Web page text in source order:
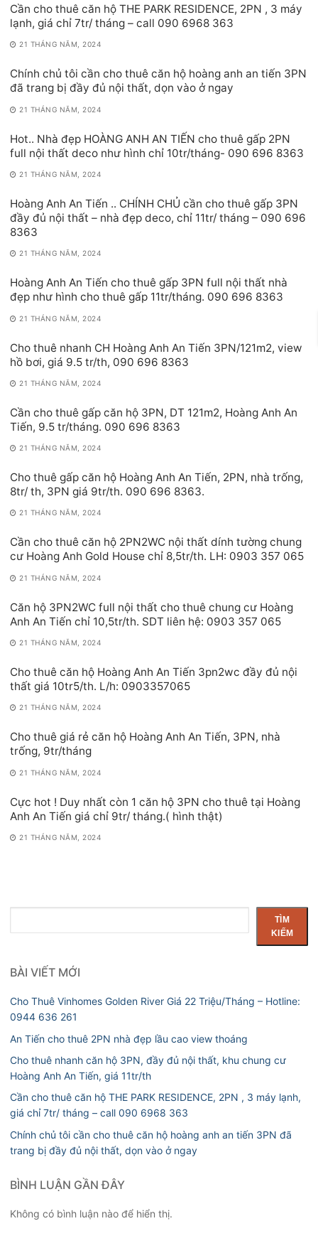
Cần cho thuê căn hộ THE PARK RESIDENCE, 2PN , 3 máy
lạnh, giá chỉ 7tr/ tháng – call 090 6968 363
21 THÁNG NĂM, 2024
Chính chủ tôi cần cho thuê căn hộ hoàng anh an tiến 3PN
đã trang bị đầy đủ nội thất, dọn vào ở ngay
21 THÁNG NĂM, 2024
Hot.. Nhà đẹp HOÀNG ANH AN TIẾN cho thuê gấp 2PN
full nội thất deco như hình chỉ 10tr/tháng- 090 696 8363
21 THÁNG NĂM, 2024
Hoàng Anh An Tiến .. CHÍNH CHỦ cần cho thuê gấp 3PN
đầy đủ nội thất – nhà đẹp deco, chỉ 11tr/ tháng – 090 696
8363
21 THÁNG NĂM, 2024
Hoàng Anh An Tiến cho thuê gấp 3PN full nội thất nhà
đẹp như hình cho thuê gấp 11tr/tháng. 090 696 8363
21 THÁNG NĂM, 2024
Cho thuê nhanh CH Hoàng Anh An Tiến 3PN/121m2, view
hồ bơi, giá 9.5 tr/th, 090 696 8363
21 THÁNG NĂM, 2024
Cần cho thuê gấp căn hộ 3PN, DT 121m2, Hoàng Anh An
Tiến, 9.5 tr/tháng. 090 696 8363
21 THÁNG NĂM, 2024
Cho thuê gấp căn hộ Hoàng Anh An Tiến, 2PN, nhà trống,
8tr/ th, 3PN giá 9tr/th. 090 696 8363.
21 THÁNG NĂM, 2024
Cần cho thuê căn hộ 2PN2WC nội thất dính tường chung
cư Hoàng Anh Gold House chỉ 8,5tr/th. LH: 0903 357 065
21 THÁNG NĂM, 2024
Căn hộ 3PN2WC full nội thất cho thuê chung cư Hoàng
Anh An Tiến chỉ 10,5tr/th. SDT liên hệ: 0903 357 065
21 THÁNG NĂM, 2024
Cho thuê căn hộ Hoàng Anh An Tiến 3pn2wc đầy đủ nội
thất giá 10tr5/th. L/h: 0903357065
21 THÁNG NĂM, 2024
Cho thuê giá rẻ căn hộ Hoàng Anh An Tiến, 3PN, nhà
trống, 9tr/tháng
21 THÁNG NĂM, 2024
Cực hot ! Duy nhất còn 1 căn hộ 3PN cho thuê tại Hoàng
Anh An Tiến giá chỉ 9tr/ tháng.( hình thật)
21 THÁNG NĂM, 2024
kiếm
TÌM
KIẾM
BÀI VIẾT MỚI
Cho Thuê Vinhomes Golden River Giá 22 Triệu/Tháng – Hotline:
0944 636 261
An Tiến cho thuê 2PN nhà đẹp lầu cao view thoáng
Cho thuê nhanh căn hộ 3PN, đầy đủ nội thất, khu chung cư
Hoàng Anh An Tiến, giá 11tr/th
Cần cho thuê căn hộ THE PARK RESIDENCE, 2PN , 3 máy lạnh,
giá chỉ 7tr/ tháng – call 090 6968 363
Chính chủ tôi cần cho thuê căn hộ hoàng anh an tiến 3PN đã
trang bị đầy đủ nội thất, dọn vào ở ngay
BÌNH LUẬN GẦN ĐÂY
Không có bình luận nào để hiển thị.